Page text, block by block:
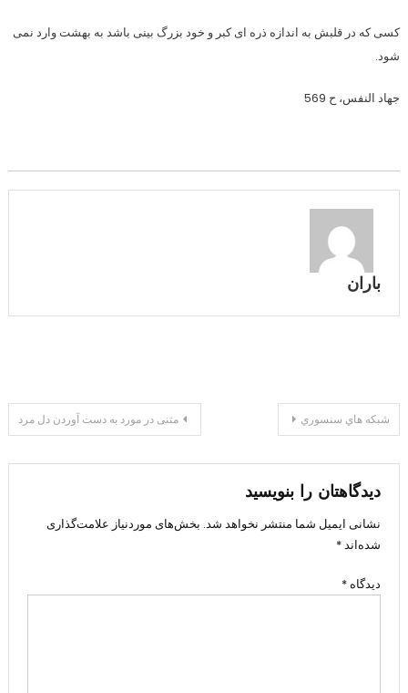
کسی که در قلبش به اندازه ذره ای کبر و خود بزرگ بینی باشد به بهشت وارد نمی
شود.
جهاد النفس، ح 569
باران
راهبری
نوشته
متنی در مورد به دست آوردن دل مرد شبكه هاي سنسوري
دیدگاهتان را بنویسید
نشانی ایمیل شما منتشر نخواهد شد. بخش‌های موردنیاز علامت‌گذاری
شده‌اند*
دیدگاه *